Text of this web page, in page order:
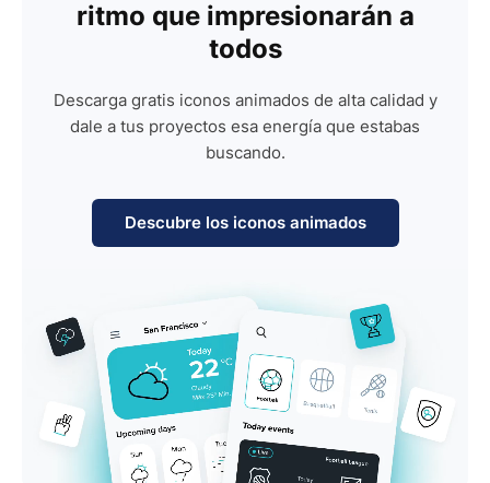
ritmo que impresionarán a
todos
Descarga gratis iconos animados de alta calidad y
dale a tus proyectos esa energía que estabas
buscando.
Descubre los iconos animados